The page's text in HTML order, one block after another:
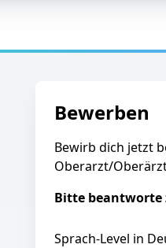
Bewerben
Bewirb dich jetzt
Oberarzt/
Bitte beantworte
Sprach-Level in